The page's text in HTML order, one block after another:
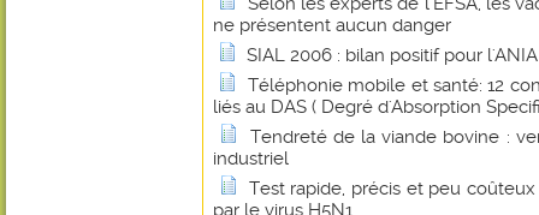
ne présentent aucun danger
SIAL 2006 : bilan positif pour l'ANIA
Téléphonie mobile et santé: 12
liés au DAS ( Degré d'Absorption
Tendreté de la viande bovine :
industriel
Test rapide, précis et peu
par le virus H5N1